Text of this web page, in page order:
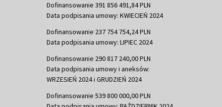
Dofinansowanie 391 856 491,84 PLN
Data podpisania umowy: KWIECIEŃ 2024
Dofinansowanie 237 754 754,24 PLN
Data podpisania umowy: LIPIEC 2024
Dofinansowanie 290 817 240,00 PLN
Data podpisania umowy i aneksów:
WRZESIEŃ 2024 i GRUDZIEŃ 2024
Dofinansowanie 539 800 000,00 PLN